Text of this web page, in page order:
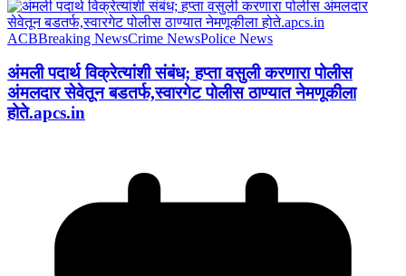
ACBBreaking NewsCrime NewsPolice News
अंमली पदार्थ विक्रेत्यांशी संबंध; हप्ता वसुली करणारा पोलीस
अंमलदार सेवेतून बडतर्फ,स्वारगेट पोलीस ठाण्यात नेमणूकीला
होते.apcs.in